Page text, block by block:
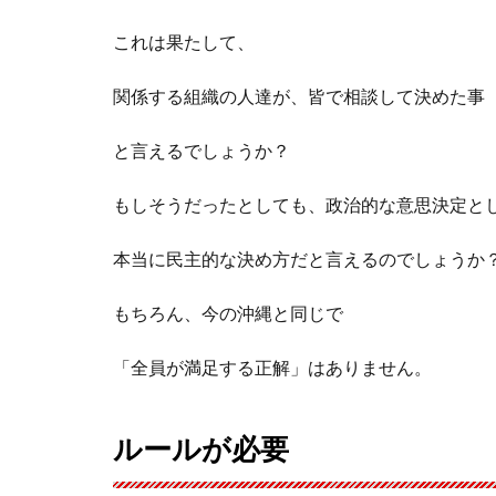
これは果たして、
関係する組織の人達が、皆で相談して決めた事
と言えるでしょうか？
もしそうだったとしても、政治的な意思決定と
本当に民主的な決め方だと言えるのでしょうか
もちろん、今の沖縄と同じで
「全員が満足する正解」はありません。
ルールが必要